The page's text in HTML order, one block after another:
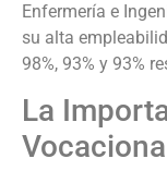
Enfermería e
su alta
98%, 93% y 93%
La
Vocacional